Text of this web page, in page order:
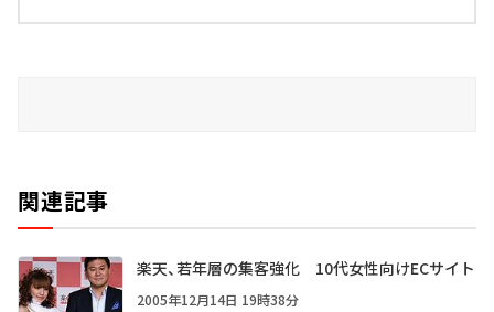
関連記事
楽天、若年層の集客強化 10代女性向けECサイト
2005年12月14日 19時38分